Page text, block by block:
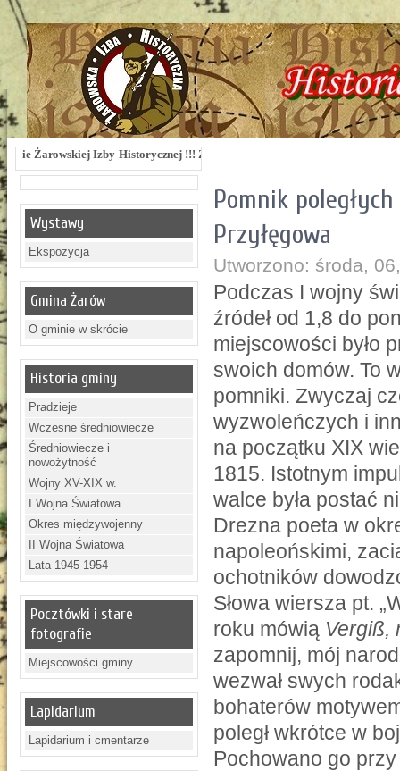
Historycznej !!! Żarowska Izba Historyczna, ul. Dworcowa 3 !!! e-mail:
Wystawy
Ekspozycja
Gmina Żarów
O gminie w skrócie
Historia gminy
Pradzieje
Wczesne średniowiecze
Średniowiecze i
nowożytność
Wojny XV-XIX w.
I Wojna Światowa
Okres międzywojenny
II Wojna Światowa
Lata 1945-1954
Pocztówki i stare
fotografie
Miejscowości gminy
Lapidarium
Lapidarium i cmentarze
Pomnik
Przyłęgowa
Utworzono: środa,
Podczas I wojny
źródeł od 1,8 do
miejscowości było
swoich domów. To
pomniki. Zwyczaj
wyzwoleńczych i
na początku XIX
1815. Istotnym
walce była postać
Drezna poeta w
napoleońskimi,
ochotników
Słowa wiersza pt.
roku mówią Vergiß,
zapomnij, mój
wezwał swych
bohaterów
poległ wkrótce w
Pochowano go